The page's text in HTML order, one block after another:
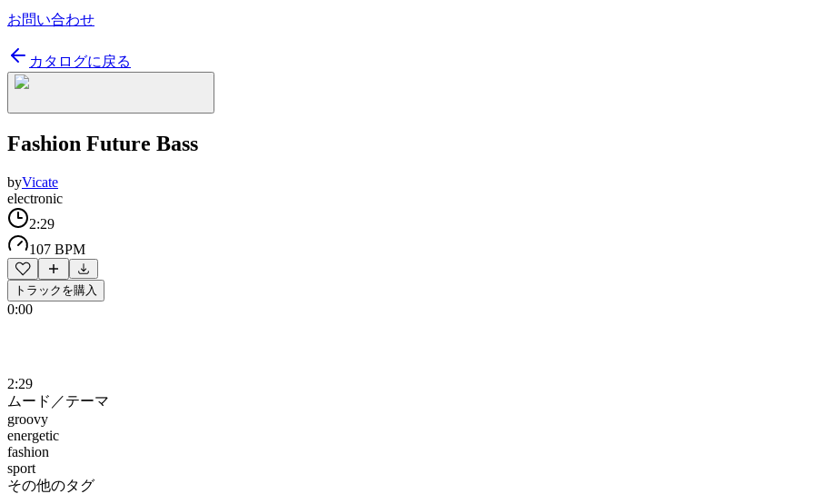
お問い合わせ
カタログに戻る
Fashion Future Bass
byVicate
electronic
2:29
107 BPM
トラックを購入
0:00
2:29
ムード／テーマ
groovy
energetic
fashion
sport
その他のタグ